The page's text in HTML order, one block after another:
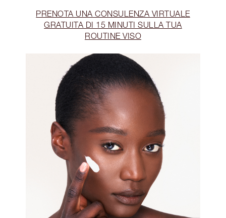
PRENOTA UNA CONSULENZA VIRTUALE
GRATUITA DI 15 MINUTI SULLA TUA
ROUTINE VISO